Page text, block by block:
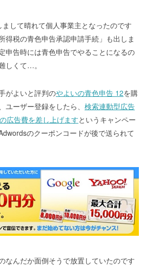
して晴れて個人事業主となったのです
得税の青色申告承認申請手続」も出しま
申告時には青色申告でやることになるの
しくて…。
がよいと評判のやよいの青色申告 12を購
ユーザー登録をしたら、 検索連動型広告
広告費を差し上げますというキャンペー
のクーポンコードが後で送られて
なんだか面倒そうで放置していたのです